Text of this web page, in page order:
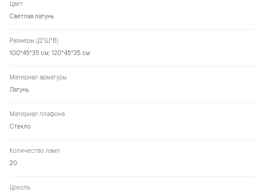
Цвет
Светлая латунь
Размеры (Д*Ш*В)
100*45*35 см; 120*45*35 см
Материал арматуры
Латунь
Материал плафона
Стекло
Количество ламп
20
Цоколь